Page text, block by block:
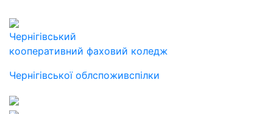
Чернігівський
кооперативний фаховий коледж
Чернігівської облспоживспілки